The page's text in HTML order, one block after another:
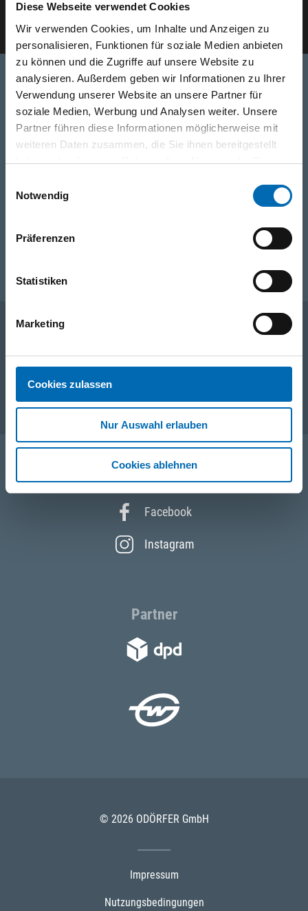
Diese Webseite verwendet Cookies
Wir verwenden Cookies, um Inhalte und Anzeigen zu
personalisieren, Funktionen für soziale Medien anbieten
zu können und die Zugriffe auf unsere Website zu
analysieren. Außerdem geben wir Informationen zu Ihrer
Verwendung unserer Website an unsere Partner für
soziale Medien, Werbung und Analysen weiter. Unsere
Partner führen diese Informationen möglicherweise mit
weiteren Daten zusammen, die Sie ihnen bereitgestellt
haben oder die sie im Rahmen Ihrer Nutzung der Dienste
Notwendig
Präferenzen
Statistiken
Marketing
Cookies zulassen
Nur Auswahl erlauben
Cookies ablehnen
E-Mail eingeben
Telefon
0316/2771-0(Mo - Do: 07:30 - 17:00 Uhr Fr: 07:30 - 13:00 Uhr)
WhatsApp
Unternehmen
Service
Folgen Sie uns
Facebook
Instagram
Partner
© 2026 ODÖRFER GmbH
Impressum
Nutzungsbedingungen